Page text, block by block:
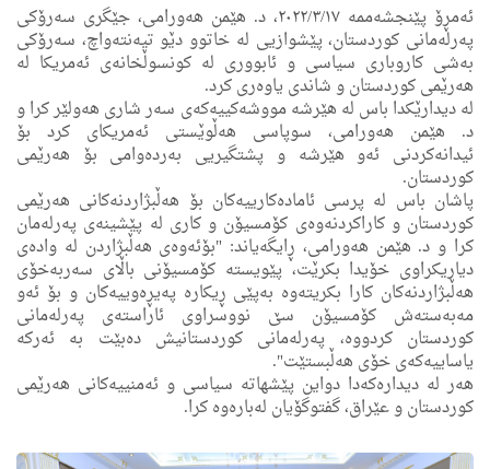
ئه‌مڕۆ پێنجشه‌ممه‌ ٢٠٢٢/٣/١٧، د. هێمن هه‌ورامی، جێگری سه‌رۆكی
په‌رله‌مانی كوردستان، پێشوازیی له‌ خاتوو دێو تیه‌نته‌واچ، سه‌رۆكی
به‌شی كاروباری سیاسی و ئابووری له‌ كونسوڵخانه‌ی ئه‌مریكا له‌
هه‌رێمی كوردستان و شاندی یاوه‌ری كرد.
له‌ دیدارێكدا باس له‌ هێرشه‌ مووشه‌كییه‌كه‌ى سه‌ر شاری هه‌ولێر كرا و
د. هێمن هه‌ورامی، سوپاسی هه‌ڵوێستی ئه‌مریكای كرد بۆ
ئیدانه‌كردنی ئه‌و هێرشه‌ و پشتگیریی به‌رده‌وامی بۆ هه‌رێمی
كوردستان.
پاشان باس له‌ پرسى ئاماده‌كارییه‌كان بۆ هه‌ڵبژاردنه‌كانی هه‌رێمی
كوردستان و كاراكردنه‌وه‌ى كۆمسیۆن و كاری له‌ پێشینه‌ی په‌رله‌مان
كرا و د. هێمن هه‌ورامی، ڕایگه‌یاند: "بۆئه‌وه‌ی هه‌ڵبژاردن له‌ واده‌ی
دیاریكراوی خۆیدا بكرێت، پێویسته‌ كۆمسیۆنی باڵای سه‌ربه‌خۆی
هه‌ڵبژاردنه‌كان كارا بكریته‌وه‌ به‌پێی ڕیكاره‌ په‌یڕه‌وییه‌كان و بۆ ئه‌و
مه‌به‌سته‌ش كۆمسیۆن سێ نووسراوی ئاراسته‌ی په‌رله‌مانی
كوردستان كردووه‌، په‌رله‌مانی كوردستانیش ده‌بێت به‌ ئه‌ركه‌
یاساییه‌كه‌ی خۆى هه‌ڵبستێت".
هه‌ر له‌ دیداره‌كه‌دا دواین پێشهاته‌ سیاسی و ئه‌منییه‌كانی هه‌رێمی
كوردستان و عێراق، گفتوگۆیان له‌باره‌وه‌ كرا.